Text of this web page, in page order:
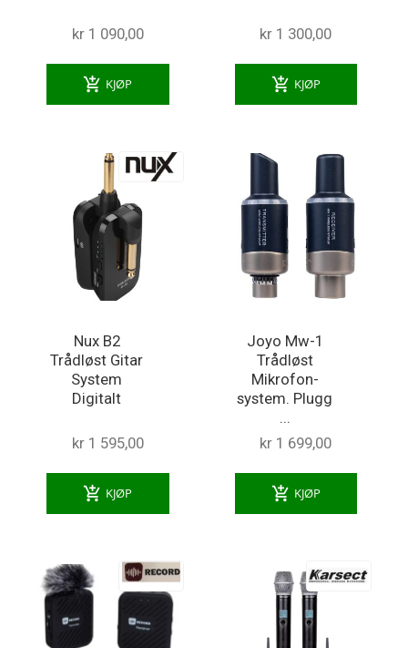
kr 1 090,00
add_shopping_cart KJØP
kr 1 300,00
add_shopping_cart KJØP
Nux B2
Trådløst Gitar
System
Digitalt
kr 1 595,00
add_shopping_cart KJØP
Joyo Mw-1
Trådløst
Mikrofon-
system. Plugg
...
kr 1 699,00
add_shopping_cart KJØP